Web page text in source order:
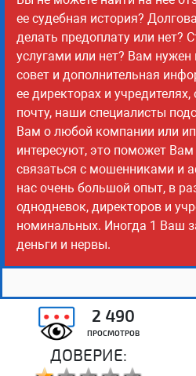
ее судебная история?
делать предоплату или нет?
услугами или нет? Вам
совет и дополнительная
ее директорах и
почту, наши специалисты
Вам о любой компании или
интересуют, это поможет
связаться с мошенниками и
нас очень большой опыт, в
однодневок, директоров и
номинальных. Иногда 1 Ваш
деньги и нервы.
2 490
ПРОСМОТРОВ
ДОВЕРИЕ: